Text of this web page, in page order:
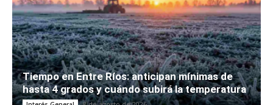
Tiempo en Entre Ríos: anticipan mínimas de
hasta 4 grados y cuándo subirá la temperatura